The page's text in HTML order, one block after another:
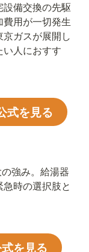
備交換の先駆
用が一切発生
ガスが展開し
人におすす
式を見る
強み。給湯器
時の選択肢と
を見る